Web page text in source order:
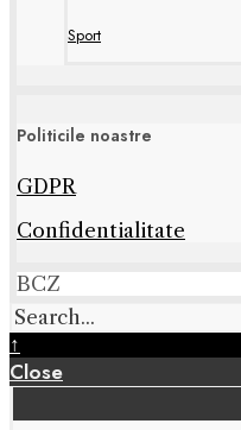
Sport
Politicile noastre
GDPR
Confidentialitate
BCZ
↑
Close